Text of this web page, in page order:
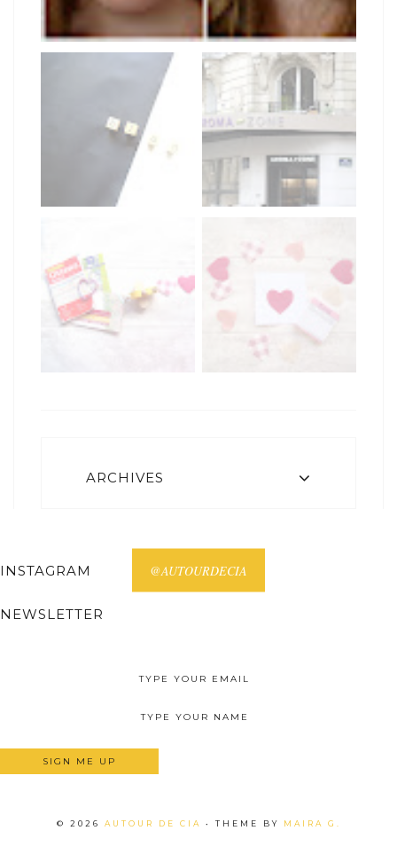
ARCHIVES
INSTAGRAM @AUTOURDECIA
NEWSLETTER
© 2026 AUTOUR DE CIA • THEME BY MAIRA G.